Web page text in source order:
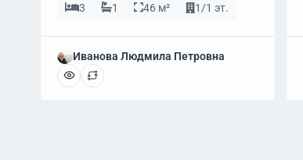
3 1 46 м² 1/1 эт.
Иванова Людмила Петровна